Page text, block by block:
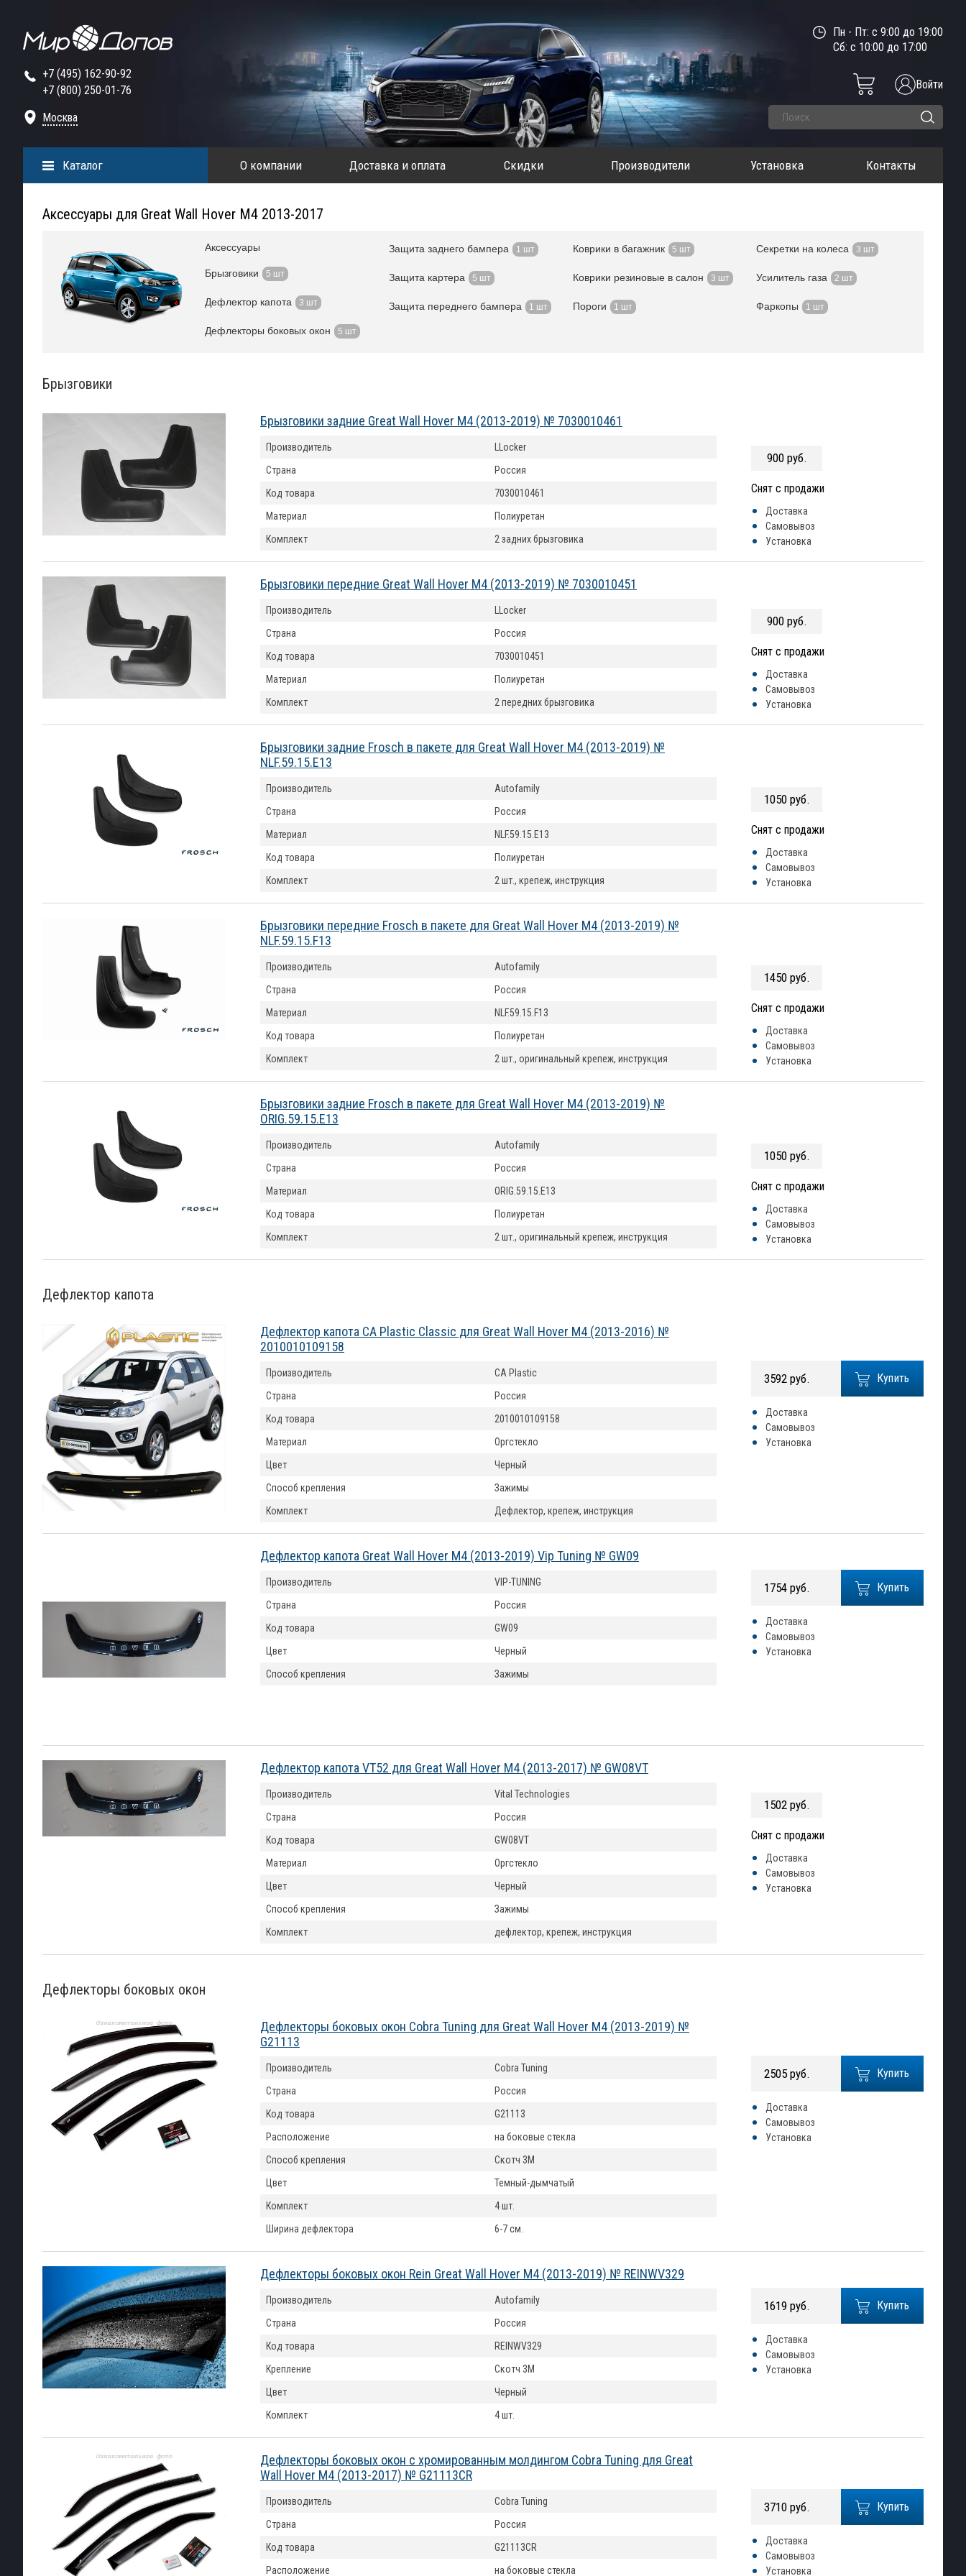
+7 (495) 162-90-92
+7 (800) 250-01-76
Москва
Пн - Пт: с 9:00 до 19:00
Сб: с 10:00 до 17:00
Войти
О компании Доставка и оплата Скидки Производители Установка Контакты
Каталог
Аксессуары для Great Wall Hover M4 2013-2017
Аксессуары
Брызговики 5 шт
Дефлектор капота 3 шт
Дефлекторы боковых окон 5 шт
Защита заднего бампера 1 шт
Защита картера 5 шт
Защита переднего бампера 1 шт
Коврики в багажник 5 шт
Коврики резиновые в салон 3 шт
Пороги 1 шт
Секретки на колеса 3 шт
Усилитель газа 2 шт
Фаркопы 1 шт
Брызговики
Брызговики задние Great Wall Hover M4 (2013-2019) № 7030010461
900 руб.
Снят с продажи
Доставка
Самовывоз
Установка
Производитель
LLocker
Страна
Россия
Код товара
7030010461
Материал
Полиуретан
Комплект
2 задних брызговика
Брызговики передние Great Wall Hover M4 (2013-2019) № 7030010451
900 руб.
Снят с продажи
Доставка
Самовывоз
Установка
Производитель
LLocker
Страна
Россия
Код товара
7030010451
Материал
Полиуретан
Комплект
2 передних брызговика
Брызговики задние Frosch в пакете для Great Wall Hover M4 (2013-2019) №
NLF.59.15.E13
1050 руб.
Снят с продажи
Доставка
Самовывоз
Установка
Производитель
Autofamily
Страна
Россия
Материал
NLF.59.15.E13
Код товара
Полиуретан
Комплект
2 шт., крепеж, инструкция
Брызговики передние Frosch в пакете для Great Wall Hover M4 (2013-2019) №
NLF.59.15.F13
1450 руб.
Снят с продажи
Доставка
Самовывоз
Установка
Производитель
Autofamily
Страна
Россия
Материал
NLF.59.15.F13
Код товара
Полиуретан
Комплект
2 шт., оригинальный крепеж, инструкция
Брызговики задние Frosch в пакете для Great Wall Hover M4 (2013-2019) №
ORIG.59.15.E13
1050 руб.
Снят с продажи
Доставка
Самовывоз
Установка
Производитель
Autofamily
Страна
Россия
Материал
ORIG.59.15.E13
Код товара
Полиуретан
Комплект
2 шт., оригинальный крепеж, инструкция
Дефлектор капота
Дефлектор капота CA Plastic Classic для Great Wall Hover M4 (2013-2016) №
2010010109158
Купить
3592 руб.
Доставка
Самовывоз
Установка
Производитель
CA Plastic
Страна
Россия
Код товара
2010010109158
Материал
Оргстекло
Цвет
Черный
Способ крепления
Зажимы
Комплект
Дефлектор, крепеж, инструкция
Дефлектор капота Great Wall Hover M4 (2013-2019) Vip Tuning № GW09
Купить
1754 руб.
Доставка
Самовывоз
Установка
Производитель
VIP-TUNING
Страна
Россия
Код товара
GW09
Цвет
Черный
Способ крепления
Зажимы
Дефлектор капота VT52 для Great Wall Hover M4 (2013-2017) № GW08VT
1502 руб.
Снят с продажи
Доставка
Самовывоз
Установка
Производитель
Vital Technologies
Страна
Россия
Код товара
GW08VT
Материал
Оргстекло
Цвет
Черный
Способ крепления
Зажимы
Комплект
дефлектор, крепеж, инструкция
Дефлекторы боковых окон
Дефлекторы боковых окон Cobra Tuning для Great Wall Hover M4 (2013-2019) №
G21113
Купить
2505 руб.
Доставка
Самовывоз
Установка
Производитель
Cobra Tuning
Страна
Россия
Код товара
G21113
Расположение
на боковые стекла
Способ крепления
Скотч 3М
Цвет
Темный-дымчатый
Комплект
4 шт.
Ширина дефлектора
6-7 см.
Дефлекторы боковых окон Rein Great Wall Hover М4 (2013-2019) № REINWV329
Купить
1619 руб.
Доставка
Самовывоз
Установка
Производитель
Autofamily
Страна
Россия
Код товара
REINWV329
Крепление
Скотч 3M
Цвет
Черный
Комплект
4 шт.
Дефлекторы боковых окон с хромированным молдингом Cobra Tuning для Great
Wall Hover M4 (2013-2017) № G21113CR
Купить
3710 руб.
Доставка
Самовывоз
Установка
Производитель
Cobra Tuning
Страна
Россия
Код товара
G21113CR
Расположение
на боковые стекла